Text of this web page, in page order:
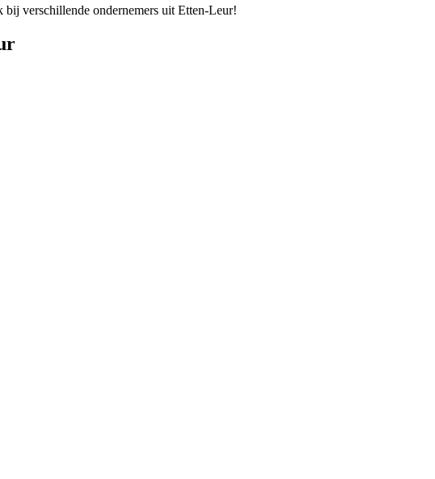
bij verschillende ondernemers uit Etten-Leur!